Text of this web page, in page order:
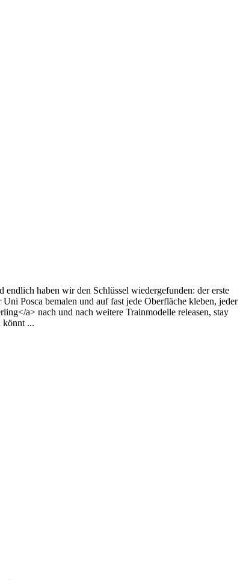
endlich haben wir den Schlüssel wiedergefunden: der erste
Posca bemalen und auf fast jede Oberfläche kleben, jeder
a> nach und nach weitere Trainmodelle releasen, stay
könnt ...